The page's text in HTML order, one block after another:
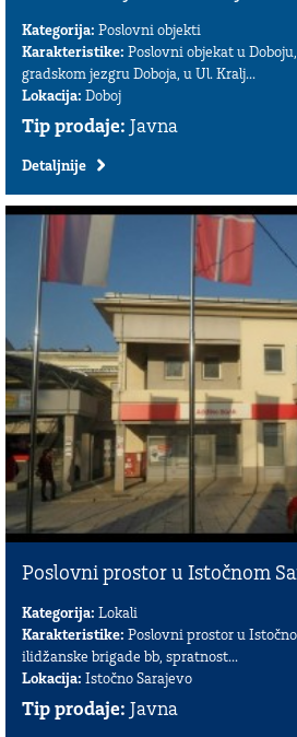
Kategorija: Poslovni objekti
Karakteristike: Poslovni objekat u
gradskom jezgru Doboja, u Ul. Kralj...
Lokacija: Doboj
Tip prodaje: Javna
Detaljnije
Poslovni prostor u Istočnom
Kategorija: Lokali
Karakteristike: Poslovni prostor u
ilidžanske brigade bb, spratnost...
Lokacija: Istočno Sarajevo
Tip prodaje: Javna